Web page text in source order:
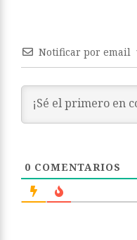
Notificar por email
0 COMENTARIOS